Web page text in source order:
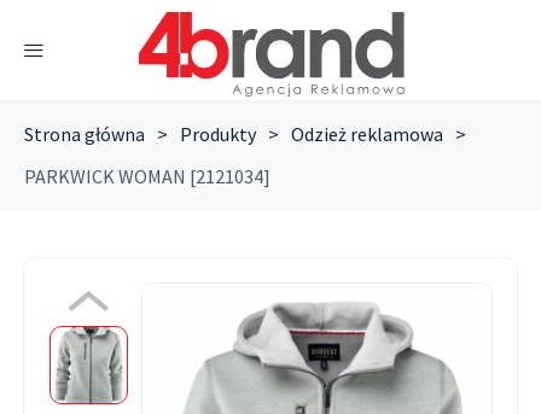
Strona główna > Produkty > Odzież reklamowa >
PARKWICK WOMAN [2121034]